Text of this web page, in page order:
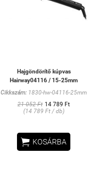
Hajgöndörítő kúpvas
Hairway04116 / 15-25mm
Cikkszám: 1830-hw-04116-25mm
21 052 Ft 14 789 Ft
(14 789 Ft / db)
 KOSÁRBA